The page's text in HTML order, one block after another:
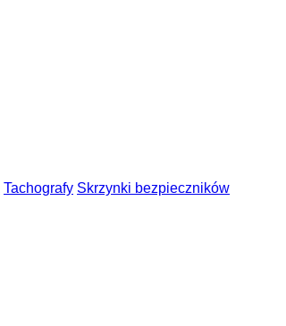
Tachografy Skrzynki bezpieczników